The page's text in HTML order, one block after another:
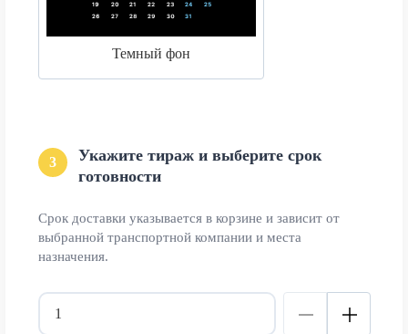
Темный фон
3
Укажите тираж и выберите срок
готовности
Срок доставки указывается в корзине и зависит от
выбранной транспортной компании и места
назначения.